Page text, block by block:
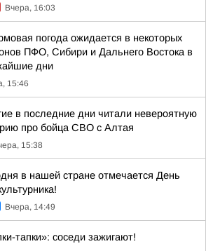
Вчера, 16:03
погода ожидается в некоторых
ПФО, Сибири и Дальнего Востока в
дни
15:46
в последние дни читали невероятную
про бойца СВО с Алтая
15:38
в нашей стране отмечается День
Вчера, 14:49
тапки»: соседи зажигают!